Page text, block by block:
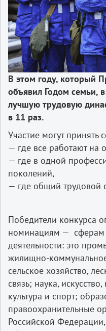
В этом году, который
объявил Годом семьи,
лучшую трудовую
в 11 раз.
Участие могут принять
— где все работают на
— где в одной
поколений,
— где общий трудовой
Победители конкурса
номинациям — сферам
деятельности: это
жилищно-коммунальное
сельское хозяйство,
связь; наука,
культура и спорт;
правоохранительные
Российской